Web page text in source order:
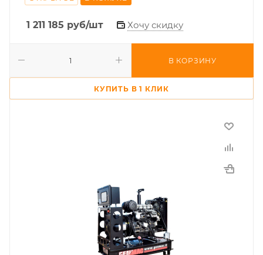
1 211 185 руб/шт Хочу скидку
В КОРЗИНУ
КУПИТЬ В 1 КЛИК